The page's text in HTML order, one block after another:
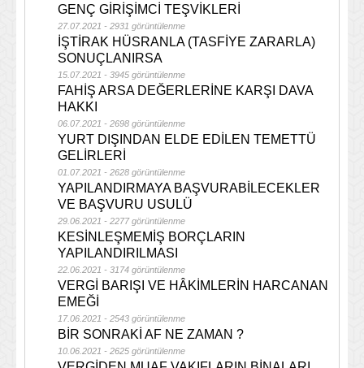
GENÇ GİRİŞİMCİ TEŞVİKLERİ
27.07.2021 - 2931 görüntülenme
İŞTİRAK HÜSRANLA (TASFİYE ZARARLA)
SONUÇLANIRSA
15.07.2021 - 3945 görüntülenme
FAHİŞ ARSA DEĞERLERİNE KARŞI DAVA
HAKKI
06.07.2021 - 2698 görüntülenme
YURT DIŞINDAN ELDE EDİLEN TEMETTÜ
GELİRLERİ
01.07.2021 - 2628 görüntülenme
YAPILANDIRMAYA BAŞVURABİLECEKLER
VE BAŞVURU USULÜ
29.06.2021 - 2277 görüntülenme
KESİNLEŞMEMİŞ BORÇLARIN
YAPILANDIRILMASI
22.06.2021 - 3174 görüntülenme
VERGİ BARIŞI VE HÂKİMLERİN HARCANAN
EMEĞİ
17.06.2021 - 2543 görüntülenme
BİR SONRAKİ AF NE ZAMAN ?
10.06.2021 - 2625 görüntülenme